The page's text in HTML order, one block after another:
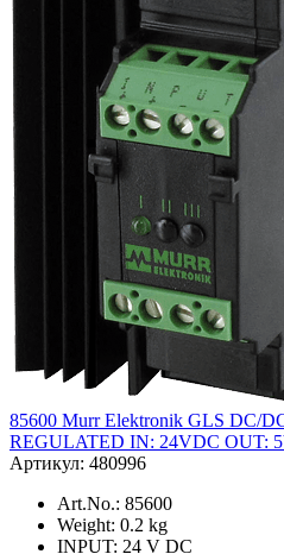
85600 Murr Elektronik GLS DC/
REGULATED IN: 24VDC OUT:
Артикул: 480996
Art.No.: 85600
Weight: 0.2 kg
INPUT: 24 V DC